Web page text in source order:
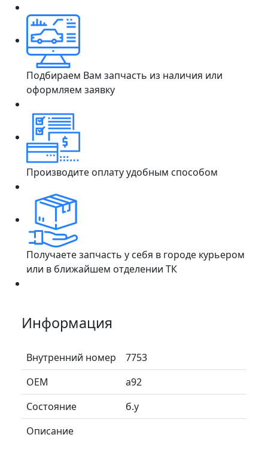
Подбираем Вам запчасть из наличия или
оформляем заявку
Производите оплату удобным способом
Получаете запчасть у себя в городе курьером
или в ближайшем отделении ТК
Информация
Внутренний номер
7753
ОЕМ
a92
Состояние
б.у
Описание